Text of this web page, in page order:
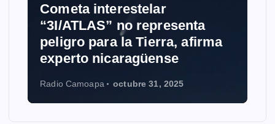
Cometa interestelar
“3I/ATLAS” no representa
peligro para la Tierra, afirma
experto nicaragüense
Radio Camoapa octubre 31, 2025